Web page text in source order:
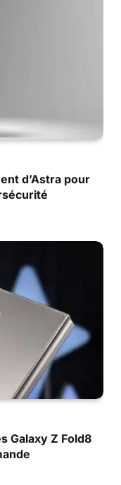
d’Astra pour
Galaxy Z Fold8